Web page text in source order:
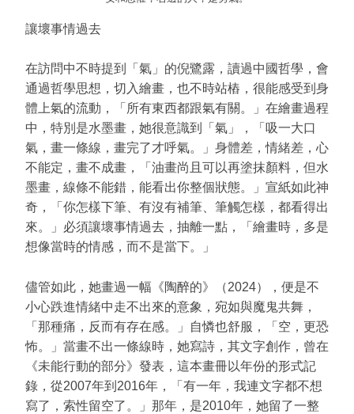
讓壞事情過去
在訪問中不時提到「氣」的倪鷺露，讀過中國哲學，會
通過哲學思想，切入繪畫，也不時站樁，很能感受到身
體上氣的流動，「所有東西都跟氣有關。」在繪畫過程
中，特別是水墨畫，她很意識到「氣」，「吸一大口
氣，畫一條線，畫完了才呼氣。」身體差，情緒差，心
不能定，畫不成畫，「油畫尚且可以再塗抹顏料，但水
墨畫，線條不能錯，能看出你整個狀態。」宣紙如此神
奇，「你怎樣下筆、有沒有補筆、筆觸怎樣，都看得出
來。」必須讓壞事情過去，抽離一點，「繪畫時，多是
想像當時的情感，而不是當下。」
儘管如此，她畫過一幅《陶醉的》（2024），便是不
小心跌進情緒中走不出來的意象，宛如與魔鬼共舞，
「那種痛，反而有存在感。」自憐也舒服，「空，更恐
怖。」當畫不出一條線時，她寫詩，其文字創作，曾在
《未能行動的部分》發表，這本畫冊以年份的形式記
錄，從2007年到2016年，「有一年，我連文字都不想
寫了，索性留空了。」那年，是2010年，她留了一整